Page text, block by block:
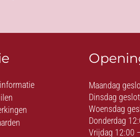
Maandag
Dinsdag
Woensdag
Donderdag
Vrijdag 12:00